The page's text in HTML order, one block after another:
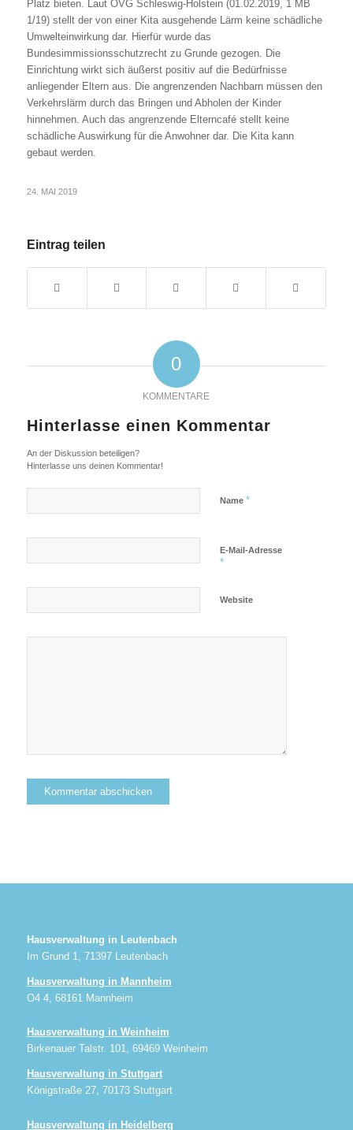
Platz bieten. Laut OVG Schleswig-Holstein (01.02.2019, 1 MB
1/19) stellt der von einer Kita ausgehende Lärm keine schädliche
Umwelteinwirkung dar. Hierfür wurde das
Bundesimmissionsschutzrecht zu Grunde gezogen. Die
Einrichtung wirkt sich äußerst positiv auf die Bedürfnisse
anliegender Eltern aus. Die angrenzenden Nachbarn müssen den
Verkehrslärm durch das Bringen und Abholen der Kinder
hinnehmen. Auch das angrenzende Elterncafé stellt keine
schädliche Auswirkung für die Anwohner dar. Die Kita kann
gebaut werden.
24. MAI 2019
Eintrag teilen
0
KOMMENTARE
Hinterlasse einen Kommentar
An der Diskussion beteiligen?
Hinterlasse uns deinen Kommentar!
Name *
E-Mail-Adresse
*
Website
Hausverwaltung in Leutenbach
Im Grund 1, 71397 Leutenbach
Hausverwaltung in Mannheim
O4 4, 68161 Mannheim
Hausverwaltung in Weinheim
Birkenauer Talstr. 101, 69469 Weinheim
Hausverwaltung in Stuttgart
Königstraße 27, 70173 Stuttgart
Hausverwaltung in Heidelberg